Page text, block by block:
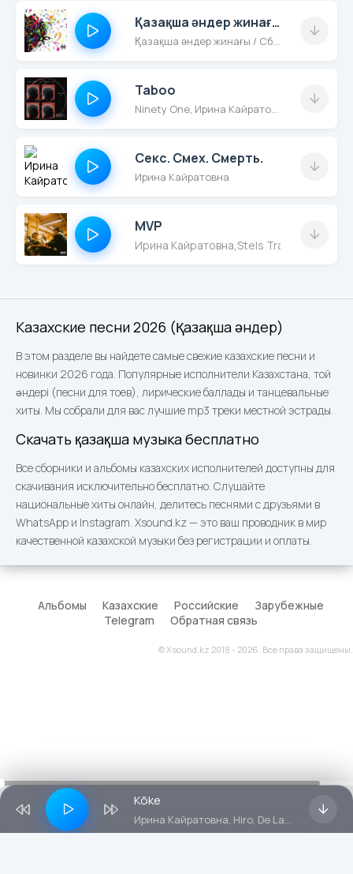
Казахские песни 2026 (Қазақша әндер)
В этом разделе вы найдете самые свежие казахские песни и
новинки 2026 года. Популярные исполнители Казахстана, той
әндері (песни для тоев), лирические баллады и танцевальные
хиты. Мы собрали для вас лучшие mp3 треки местной эстрады.
Скачать қазақша музыка бесплатно
Все сборники и альбомы казахских исполнителей доступны для
скачивания исключительно бесплатно. Слушайте
национальные хиты онлайн, делитесь песнями с друзьями в
WhatsApp и Instagram. Xsound.kz — это ваш проводник в мир
качественной казахской музыки без регистрации и оплаты.
Қазақша әндер жинағы / Сборник Казахских песен (11.03.2020)
Қазақша әндер жинағы / Сборник Казахских песен (11.03.2020)
Taboo
Ninety One, Ирина Кайратовна
Секс. Смех. Смерть.
Ирина Кайратовна
MVP
Ирина Кайратовна Stels Travoltah
Альбомы Казахские Российские
Зарубежные
Telegram
Обратная связь
© Xsound.kz 2018 - 2026. Все права защищены.
Kõke
Ирина Кайратовна, Hiro, De Lacure, Fatbelly